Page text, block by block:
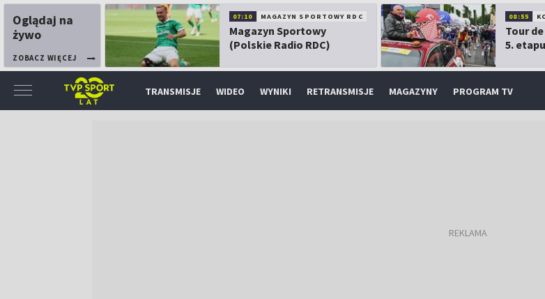
Oglądaj na
żywo
ZOBACZ WIĘCEJ
07:10 MAGAZYN SPORTOWY RDC
Magazyn Sportowy
(Polskie Radio RDC)
08:55
Tour
5. etapu
TRANSMISJE WIDEO WYNIKI RETRANSMISJE MAGAZYNY PROGRAM TV